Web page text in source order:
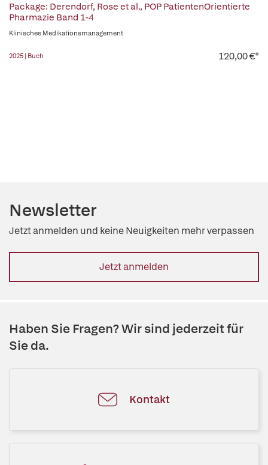
Package: Derendorf, Rose et al., POP PatientenOrientierte
Pharmazie Band 1-4
Klinisches Medikationsmanagement
2025 | Buch 120,00 €*
Newsletter
Jetzt anmelden und keine Neuigkeiten mehr verpassen
Jetzt anmelden
Haben Sie Fragen? Wir sind jederzeit für
Sie da.
Kontakt